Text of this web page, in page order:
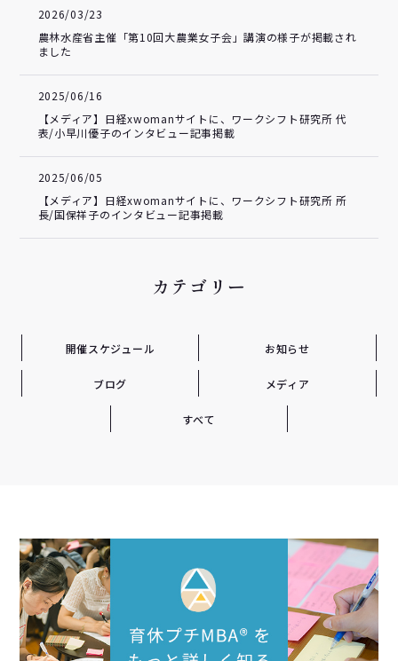
2026/03/23
農林水産省主催「第10回大農業女子会」講演の様子が掲載され
ました
2025/06/16
【メディア】日経xwomanサイトに、ワークシフト研究所 代
表/小早川優子のインタビュー記事掲載
2025/06/05
【メディア】日経xwomanサイトに、ワークシフト研究所 所
長/国保祥子のインタビュー記事掲載
カテゴリー
開催スケジュール お知らせ
ブログ メディア
すべて